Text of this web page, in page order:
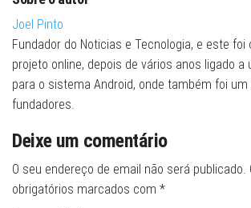
Joel Pinto
Fundador do Noticias e Tecnologia, e este foi
projeto online, depois de vários anos ligado a
para o sistema Android, onde também foi
fundadores.
Deixe um comentário
O seu endereço de email não será publicado.
obrigatórios marcados com *